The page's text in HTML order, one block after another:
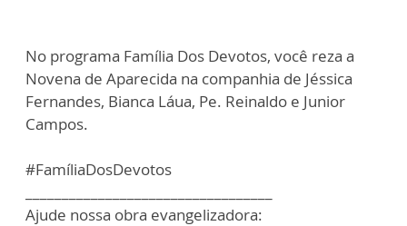
No programa Família Dos Devotos, você reza a
Novena de Aparecida na companhia de Jéssica
Fernandes, Bianca Láua, Pe. Reinaldo e Junior
Campos.
#FamíliaDosDevotos
Ajude nossa obra evangelizadora: